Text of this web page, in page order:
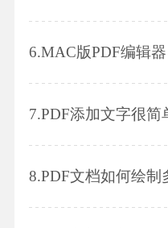
6.MAC版PDF编辑
7.PDF添加文字很简
8.PDF文档如何绘制